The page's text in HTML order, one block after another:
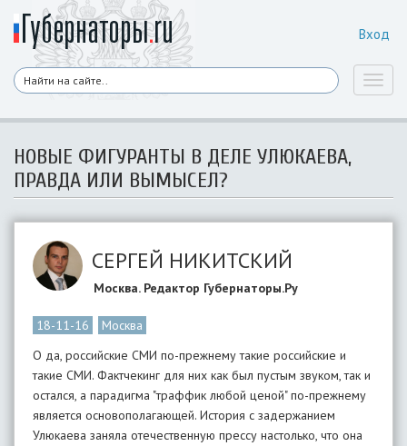
Вход
НОВЫЕ ФИГУРАНТЫ В ДЕЛЕ УЛЮКАЕВА,
ПРАВДА ИЛИ ВЫМЫСЕЛ?
СЕРГЕЙ НИКИТСКИЙ
Москва. Редактор Губернаторы.Ру
18-11-16
Москва
О да, российские СМИ по-прежнему такие российские и
такие СМИ. Фактчекинг для них как был пустым звуком, так и
остался, а парадигма "траффик любой ценой" по-прежнему
является основополагающей. История с задержанием
Улюкаева заняла отечественную прессу настолько, что она